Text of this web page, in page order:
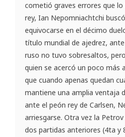
cometió graves errores que lo
rey, Ian Nepomniachtchi
equivocarse en el décimo
título mundial de ajedrez, ante
ruso no tuvo sobresaltos,
quien se acercó un poco más
que cuando apenas quedan
mantiene una amplia ventaja
ante el peón rey de Carlsen,
arriesgarse. Otra vez la
dos partidas anteriores (4ta y